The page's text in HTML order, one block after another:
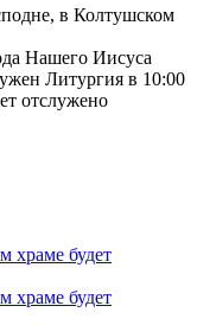
Нашего Иисуса
Литургия в 10:00
отслужено
храме будет
храме будет